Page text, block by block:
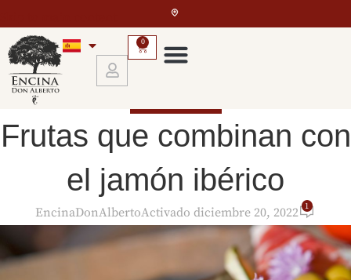
0
Frutas que combinan con
el jamón ibérico
EncinaDonAlbertoActivado diciembre 20, 2022 1